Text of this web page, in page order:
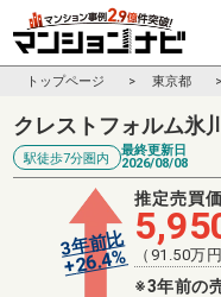
トップページ 東京都
クレストフォルム氷
駅徒歩7分圏内
最終更新日
2026/08/08
3年前比
+26.4%
推定売買
（ 91.50万
※3年前の